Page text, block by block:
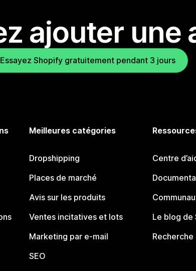
ajouter une
Essayez Shopify gratuitement pendant 3 jours
Meilleures catégories
Dropshipping
Places de marché
Avis sur les produits
Ventes incitatives et lots
Marketing par e-mail
SEO
Centre
Le blog de
Recherche